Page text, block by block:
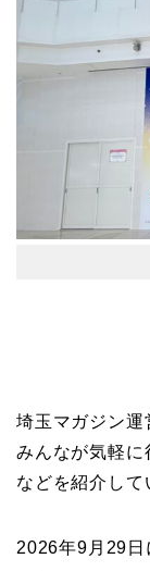
埼玉マガジン運
みんなが気軽に
などを紹介して
2026年9月29日